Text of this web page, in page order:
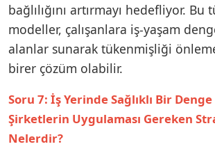
bağlılığını artırmayı hedefliyor. Bu
modeller, çalışanlara iş-yaşam
alanlar sunarak tükenmişliği
birer çözüm olabilir.
Soru 7: İş Yerinde Sağlıklı Bir
Şirketlerin Uygulaması Gereken
Nelerdir?